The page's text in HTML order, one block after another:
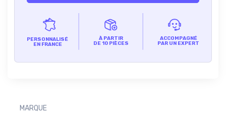
PERSONNALISÉ
EN FRANCE
À PARTIR
DE 10 PIÈCES
ACCOMPAGNÉ
PAR UN EXPERT
MARQUE